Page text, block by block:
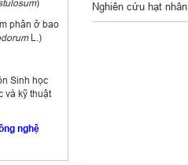
)
phân ở bao
L.)
Sinh học
và kỹ thuật
nghệ